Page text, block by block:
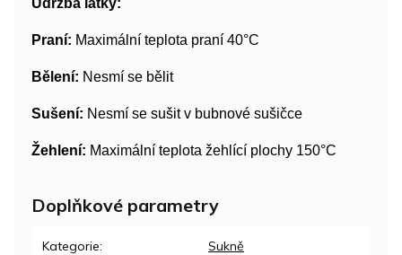
Praní: Maximální teplota praní 40°C
Bělení: Nesmí se bělit
Sušení: Nesmí se sušit v bubnové sušičce
Žehlení: Maximální teplota žehlící plochy 150°C
Doplňkové parametry
Kategorie: Sukně